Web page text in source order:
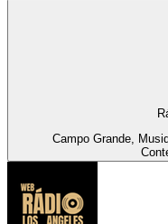
Campo Grande,